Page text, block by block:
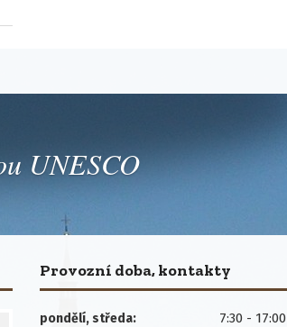
UNESCO
Provozní doba, kontakty
pondělí, středa: 7:30 - 17:00